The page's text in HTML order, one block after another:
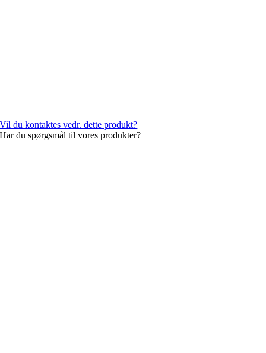
Vil du kontaktes vedr. dette produkt?
Har du spørgsmål til vores produkter?